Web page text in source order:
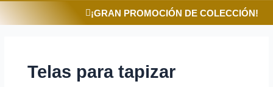
¡GRAN PROMOCIÓN DE COLECCIÓN!
Telas para tapizar